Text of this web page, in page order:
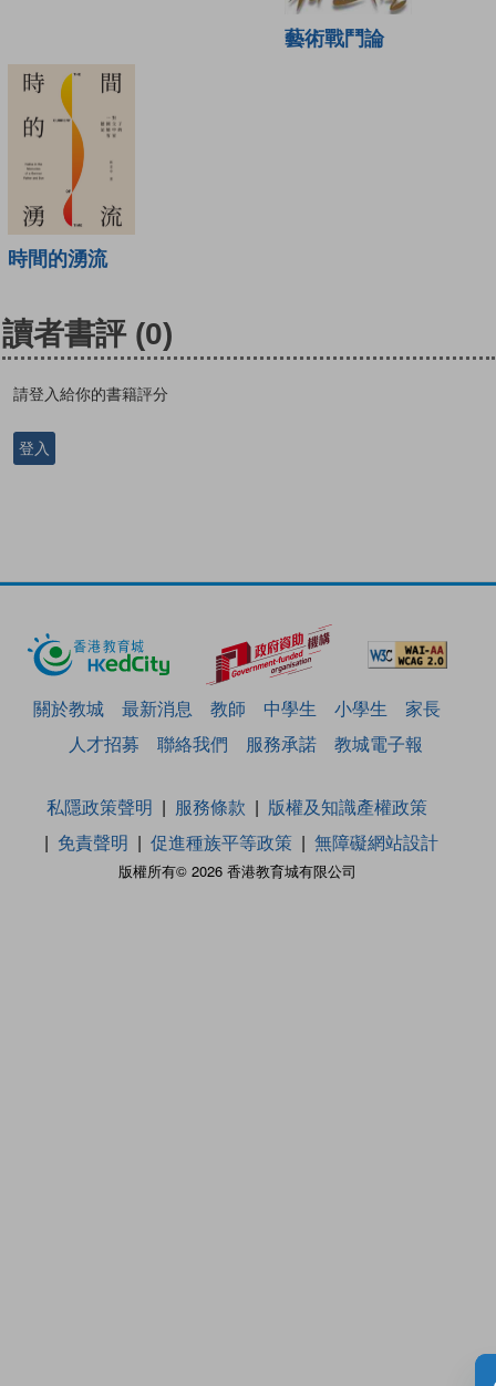
藝術戰鬥論
時間的湧流
讀者書評 (0)
請登入給你的書籍評分
登入
關於教城 最新消息 教師 中學生 小學生
家長
人才招募
聯絡我們 服務承諾 教城電子報
版權所有© 2026 香港教育城有限公司
私隱政策聲明 服務條款
版權及知識產權政策
免責聲明
促進種族平等政策 無障礙網站設計